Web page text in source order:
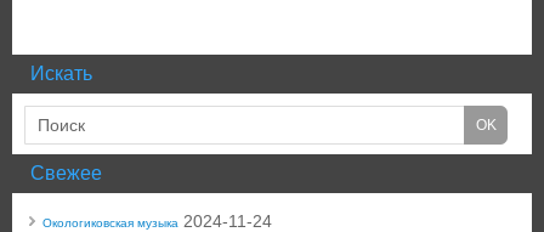
Искать
Свежее
Окологиковская музыка 2024-11-24